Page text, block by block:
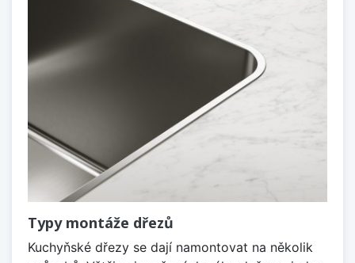
Typy montáže dřezů
Kuchyňské dřezy se dají namontovat na několik